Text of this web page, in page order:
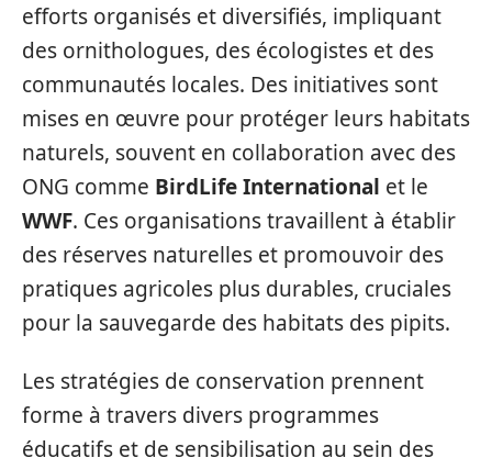
efforts organisés et diversifiés, impliquant
des ornithologues, des écologistes et des
communautés locales. Des initiatives sont
mises en œuvre pour protéger leurs habitats
naturels, souvent en collaboration avec des
ONG comme BirdLife International et le
WWF. Ces organisations travaillent à établir
des réserves naturelles et promouvoir des
pratiques agricoles plus durables, cruciales
pour la sauvegarde des habitats des pipits.
Les stratégies de conservation prennent
forme à travers divers programmes
éducatifs et de sensibilisation au sein des